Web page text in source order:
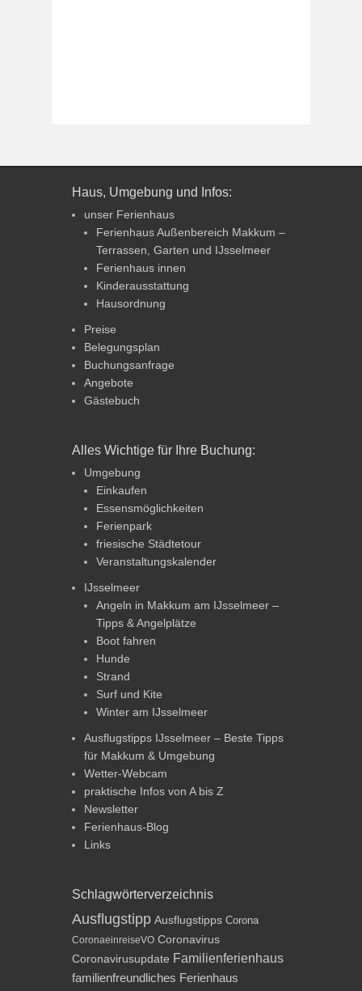
Haus, Umgebung und Infos:
unser Ferienhaus
Ferienhaus Außenbereich Makkum –
Terrassen, Garten und IJsselmeer
Ferienhaus innen
Kinderausstattung
Hausordnung
Preise
Belegungsplan
Buchungsanfrage
Angebote
Gästebuch
Alles Wichtige für Ihre Buchung:
Umgebung
Einkaufen
Essensmöglichkeiten
Ferienpark
friesische Städtetour
Veranstaltungskalender
IJsselmeer
Angeln in Makkum am IJsselmeer –
Tipps & Angelplätze
Boot fahren
Hunde
Strand
Surf und Kite
Winter am IJsselmeer
Ausflugstipps IJsselmeer – Beste Tipps
für Makkum & Umgebung
Wetter-Webcam
praktische Infos von A bis Z
Newsletter
Ferienhaus-Blog
Links
Schlagwörterverzeichnis
Ausflugstipp Ausflugstipps Corona
CoronaeinreiseVO Coronavirus
Coronavirusupdate Familienferienhaus
familienfreundliches Ferienhaus